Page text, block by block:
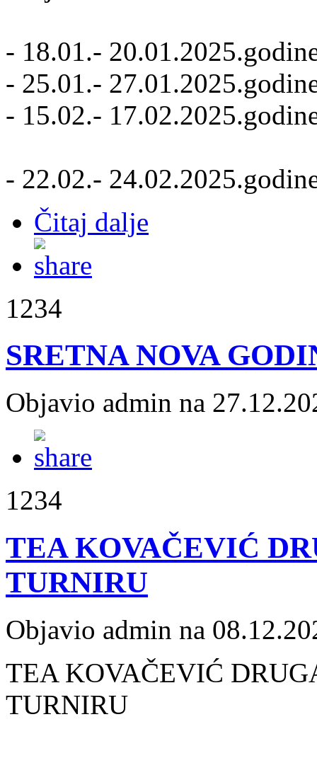
- 18.01.-
- 25.01.-
- 15.02.-
- 22.02.-
Čitaj dalje
1234
SRETNA NOVA
Objavio admin na
1234
TEA KOVAČEVIĆ
TURNIRU
Objavio admin na
TEA KOVAČEVIĆ
TURNIRU